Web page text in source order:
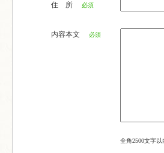
住 所 必須
内容本文 必須
全角2500文字